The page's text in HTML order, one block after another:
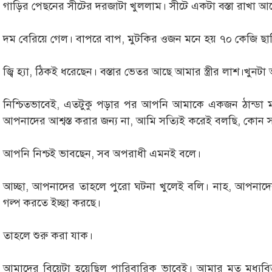
গাড়ির পেছনের সীটের দরজাটা খুললাম। সীটে একটা বস্তা রাখা
দম বেরিয়ে গেল। বাপরে বাপ, মুটকির ওজন মনে হয় ৭০ কেজি
জ্বি হ্যা, ঠিকই ধরেছেন। বস্তার ভেতর আছে আমার স্ত্রীর
নিশ্চিতভাবেই, এতটুকু পড়ার পর আপনি আমাকে একজন ঠান্ডা
আপনাদের আশ্বস্ত করার জন্য না, আমি সত্যিই করেই বলছি, কোন
আপনি নিশ্চই ভাবছেন, সব অপরাধী এমনই বলে।
আচ্ছা, আপনাদের তাহলে পুরো ঘটনা খুলেই বলি। নাহ,
গল্প করতে ইচ্ছা করছে।
তাহলে শুরু করা যাক।
আমাদের বিয়েটা হয়েছিল পারিবারিক ভাবেই। আমার মত